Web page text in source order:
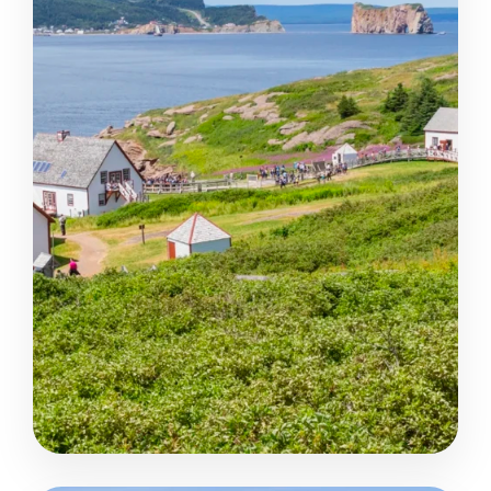
Québec - Edmunston - Fredericton - St. Andrews -